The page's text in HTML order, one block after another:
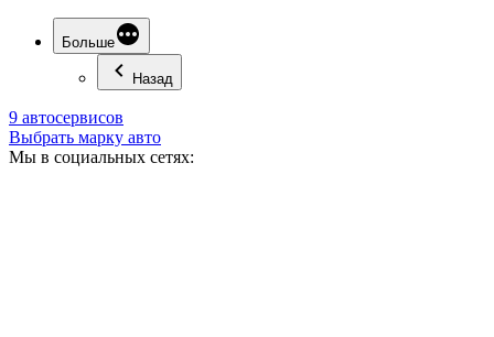
Больше
Назад
9 автосервисов
Выбрать марку авто
Мы в социальных сетях: